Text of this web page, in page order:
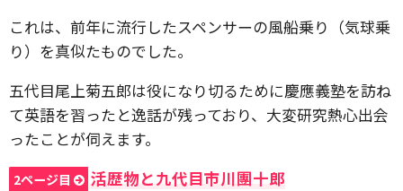
これは、前年に流行したスペンサーの風船乗り（気球乗
り）を真似たものでした。
五代目尾上菊五郎は役になり切るために慶應義塾を訪ね
て英語を習ったと逸話が残っており、大変研究熱心出会
ったことが伺えます。
2ページ目 活歴物と九代目市川團十郎